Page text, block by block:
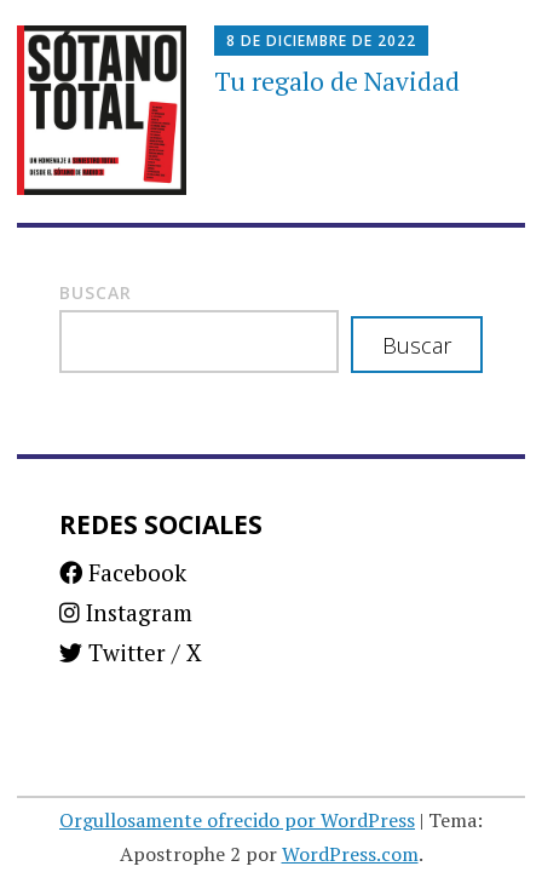
8 DE DICIEMBRE DE 2022
Tu regalo de Navidad
BUSCAR
Buscar
REDES SOCIALES
Facebook
Instagram
Twitter / X
Orgullosamente ofrecido por WordPress | Tema:
Apostrophe 2 porWordPress.com.